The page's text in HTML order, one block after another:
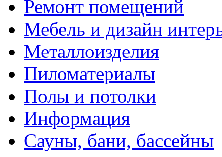
Ремонт помещений
Мебель и дизайн
Металлоизделия
Пиломатериалы
Полы и потолки
Информация
Сауны, бани, бассейны